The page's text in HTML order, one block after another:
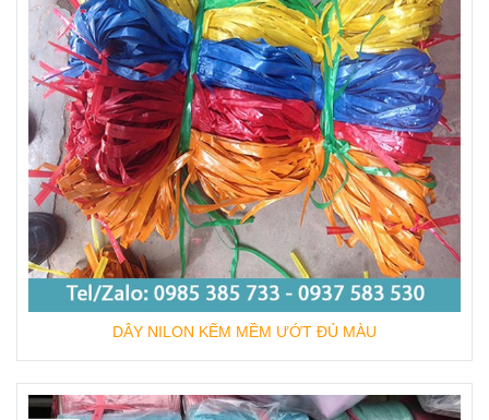
Quy cách Đóng gói linh hoạt theo nhu
cầu sử dụng.
DÂY NILON KẼM MỀM ƯỚT ĐỦ MÀU